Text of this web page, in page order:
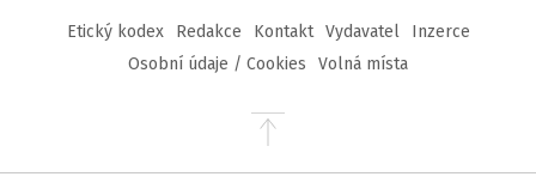
Etický kodex Redakce Kontakt Vydavatel
Inzerce
Osobní údaje / Cookies
Volná místa
Přejít
stránky